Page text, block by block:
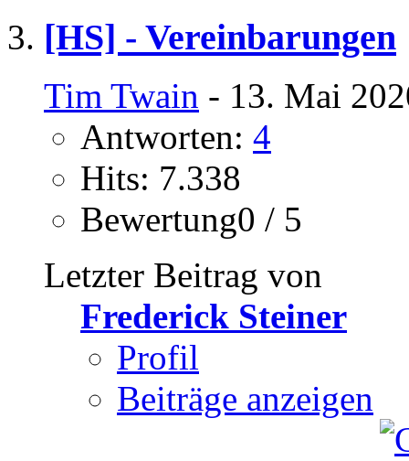
[HS] - Vereinbarungen
Tim Twain - 13. Mai
Antworten: 4
Hits: 7.338
Bewertung0 / 5
Letzter Beitrag von
Frederick Steiner
Profil
Beiträge anzeigen